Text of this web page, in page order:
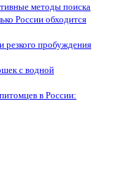
методы поиска
России обходится
резкого пробуждения
с водной
в России: